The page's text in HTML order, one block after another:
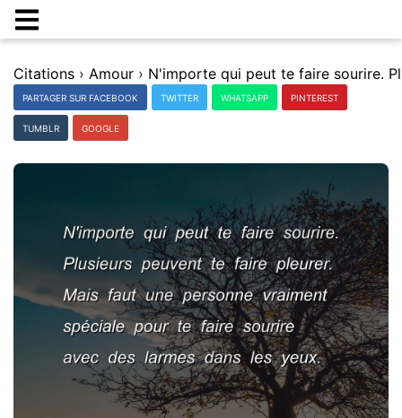
Citations › Amour ›
PARTAGER SUR FACEBOOK TWITTER WHATSAPP PINTEREST
TUMBLR GOOGLE